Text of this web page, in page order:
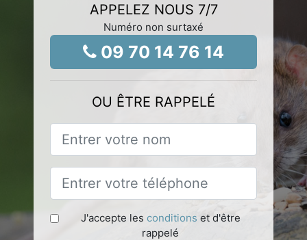
APPELEZ NOUS 7/7
Numéro non surtaxé
09 70 14 76 14
OU ÊTRE RAPPELÉ
J'accepte les conditions et d'être
rappelé